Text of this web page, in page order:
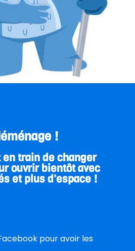
!
train de changer
ouvrir bientôt avec
et plus d'espace !
pour avoir les